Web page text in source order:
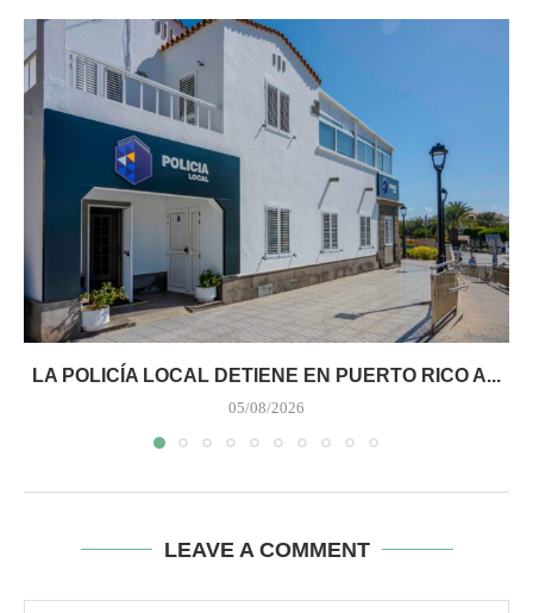
LA POLICÍA LOCAL DETIENE EN PUERTO RICO A...
05/08/2026
LEAVE A COMMENT